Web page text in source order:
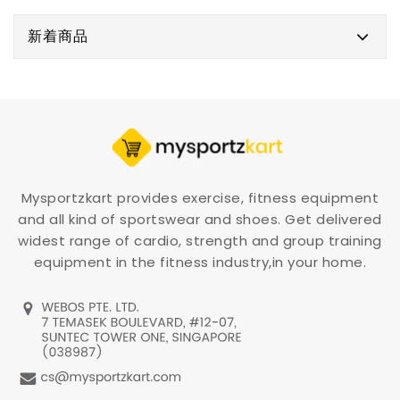
新着商品
Mysportzkart provides exercise, fitness equipment
and all kind of sportswear and shoes. Get delivered
widest range of cardio, strength and group training
equipment in the fitness industry,in your home.